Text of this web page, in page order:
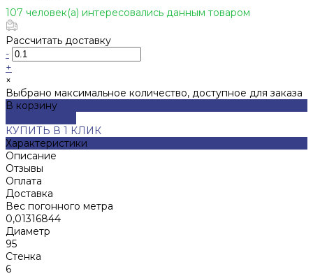
107 человек(а) интересовались данным товаром
Рассчитать доставку
-
+
×
Выбрано максимальное количество, доступное для заказа
В корзину
КУПИТЬ В 1 КЛИК
Характеристики
Описание
Отзывы
Оплата
Доставка
Вес погонного метра
0,01316844
Диаметр
95
Стенка
6